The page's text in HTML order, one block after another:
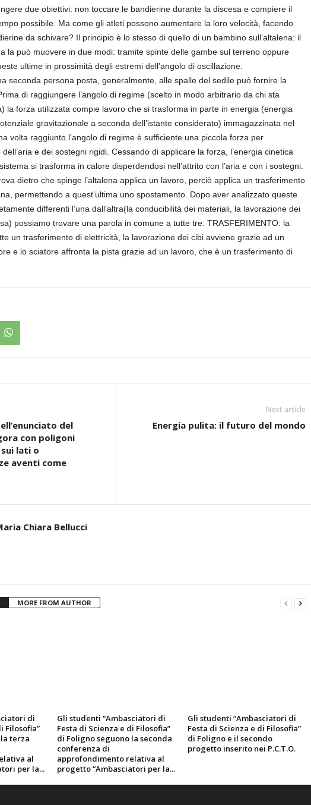
due obiettivi: non toccare le bandierine durante la discesa e compiere il
possibile. Ma come gli atleti possono aumentare la loro velocità, facendo
da schivare? Il principio è lo stesso di quello di un bambino sull’altalena: il
la può muovere in due modi: tramite spinte delle gambe sul terreno oppure
ultime in prossimità degli estremi dell’angolo di oscillazione.
seconda persona posta, generalmente, alle spalle del sedile può fornire la
di raggiungere l’angolo di regime (scelto in modo arbitrario da chi sta
la forza utilizzata compie lavoro che si trasforma in parte in energia (energia
gravitazionale a seconda dell’istante considerato) immagazzinata nel
volta raggiunto l’angolo di regime è sufficiente una piccola forza per
dell’aria e dei sostegni rigidi. Cessando di applicare la forza, l’energia cinetica
si trasforma in calore disperdendosi nell’attrito con l’aria e con i sostegni.
dietro che spinge l’altalena applica un lavoro, perciò applica un trasferimento
permettendo a quest’ultima uno spostamento. Dopo aver analizzato queste
differenti l’una dall’altra(la conducibilità dei materiali, la lavorazione dei
possiamo trovare una parola in comune a tutte tre: TRASFERIMENTO: la
un trasferimento di elettricità, la lavorazione dei cibi avviene grazie ad un
e lo sciatore affronta la pista grazie ad un lavoro, che è un trasferimento di
del
con poligoni
lati o
aventi come
Next article
Energia pulita: il futuro del mondo
Chiara Bellucci
MORE FROM AUTHOR
di
Filosofia”
terza
al
per la...
Gli studenti “Ambasciatori di
Festa di Scienza e di Filosofia”
di Foligno seguono la seconda
conferenza di
approfondimento relativa al
progetto “Ambasciatori per la...
Gli studenti “Ambasciatori di
Festa di Scienza e di Filosofia”
di Foligno e il secondo
progetto inserito nei P.C.T.O.